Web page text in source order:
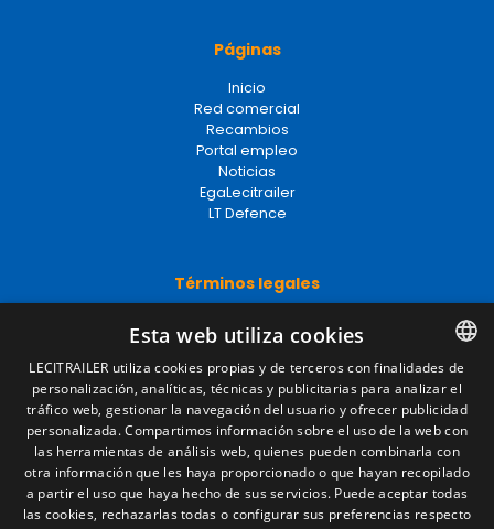
Páginas
Inicio
Red comercial
Recambios
Portal empleo
Noticias
EgaLecitrailer
LT Defence
Términos legales
Política de privacidad
Política de cookies
Condiciones generales de venta
Gestionar cookies
Contacto
Camino de los Huertos, S/N. Apdo 100
SPANISH
ENGLISH
FRENCH
ITALIAN
Esta web utiliza cookies
LECITRAILER utiliza cookies propias y de terceros con finalidades de
personalización, analíticas, técnicas y publicitarias para analizar el
tráfico web, gestionar la navegación del usuario y ofrecer publicidad
personalizada. Compartimos información sobre el uso de la web con
las herramientas de análisis web, quienes pueden combinarla con
otra información que les haya proporcionado o que hayan recopilado
a partir el uso que haya hecho de sus servicios. Puede aceptar todas
las cookies, rechazarlas todas o configurar sus preferencias respecto